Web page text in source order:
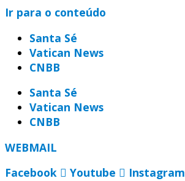
Ir para o conteúdo
Santa Sé
Vatican News
CNBB
Santa Sé
Vatican News
CNBB
WEBMAIL
Facebook
Youtube Instagram